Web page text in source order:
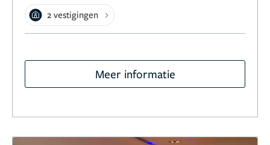
2 vestigingen
Meer informatie